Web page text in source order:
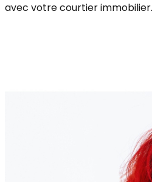
avec votre courtier immobilier.